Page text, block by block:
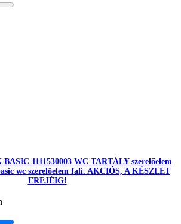
1111530003 WC TARTÁLY szerelőelem
wc szerelőelem fali. AKCIÓS, A KÉSZLET
EREJÉIG!